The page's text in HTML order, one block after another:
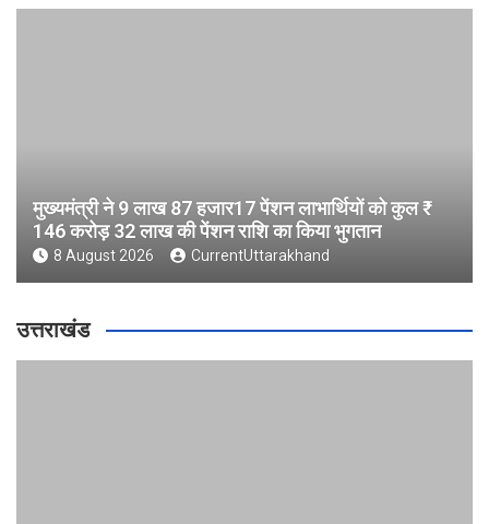
मुख्यमंत्री ने 9 लाख 87 हजार17 पेंशन लाभार्थियों को कुल ₹
146 करोड़ 32 लाख की पेंशन राशि का किया भुगतान
8 August 2026 CurrentUttarakhand
उत्तराखंड